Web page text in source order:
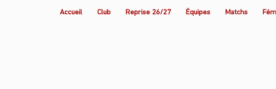
Accueil Club Reprise 26/27 Équipes Matchs